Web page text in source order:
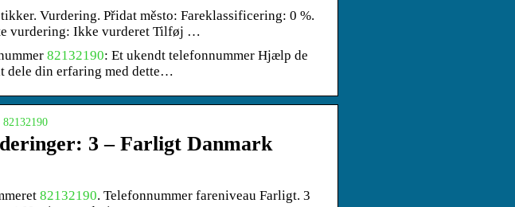
Vurdering. Přidat město: Fareklassificering: 0 %.
vurdering: Ikke vurderet Tilføj …
82132190: Et ukendt telefonnummer Hjælp de
dele din erfaring med dette…
82132190
3 – Farligt Danmark
82132190. Telefonnummer fareniveau Farligt. 3